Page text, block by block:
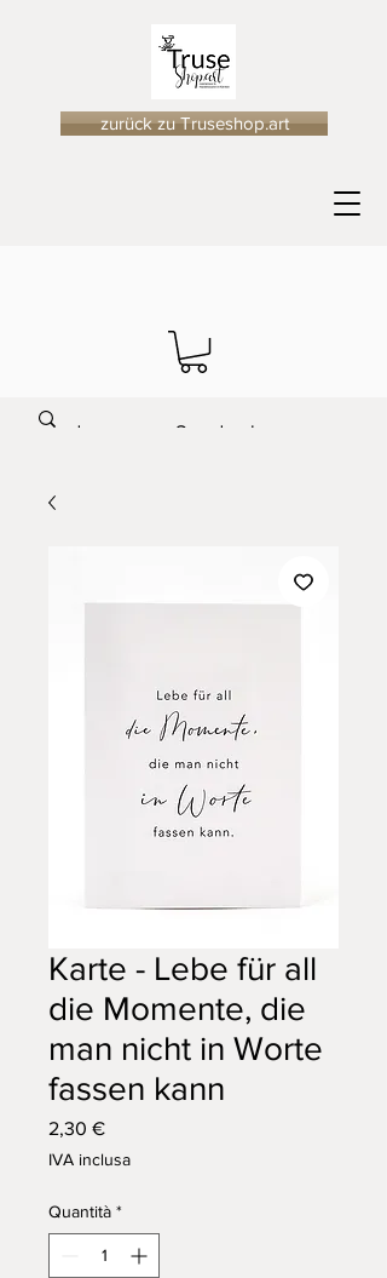
zurück zu Truseshop.art
Karte - Lebe für all
die Momente, die
man nicht in Worte
fassen kann
2,30 €Prezzo
IVA inclusa
Quantità *